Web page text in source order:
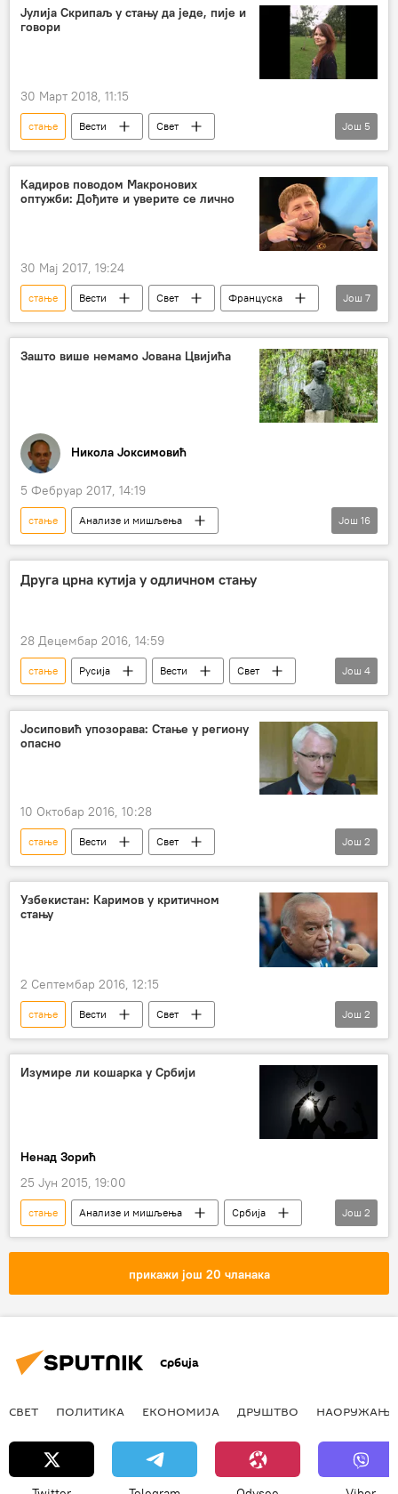
Николас Мадуро
Хозе Луис Запатеро
Триво Инђић
протеривање дипломата
избори
Јулија Скрипаљ у стању да једе, пије и
говори
30 Март 2018, 11:15
стање Вести
Свет
Велика Британија
Сергеј Скрипаљ
Јулија Скрипаљ
опоравак Европа
Још 5
Кадиров поводом Макронових
оптужби: Дођите и уверите се лично
30 Мај 2017, 19:24
стање Вести Свет
Француска
Немачка
Чеченија
Ангела Меркел
Емануел Макрон
Још 7
Зашто више немамо Јована Цвијића
Никола Јоксимовић
5 Фебруар 2017, 14:19
стање
Анализе и мишљења
Коментари и Аналитика
Србија
Владимир Костић
Истраживачка станица Петница
географија
Наука
Још 16
Друга црна кутија у одличном стању
28 Децембар 2016, 14:59
стање Русија Вести
Свет
анализа
црна кутија
пад авиона
Још 4
Јосиповић упозорава: Стање у региону
опасно
10 Октобар 2016, 10:28
стање Вести
Свет
Иво Јосиповић
Регион
Још 2
Узбекистан: Каримов у критичном
стању
2 Септембар 2016, 12:15
стање Вести
Свет
Ислам Каримов
каримов
Још 2
Изумире ли кошарка у Србији
Ненад Зорић
25 Јун 2015, 19:00
стање Анализе и мишљења
Србија
улагање
Кошарка
Још 2
прикажи још 20 чланака
Србија
СВЕТ ПОЛИТИКА ЕКОНОМИЈА ДРУШТВО НАОРУЖАЊЕ